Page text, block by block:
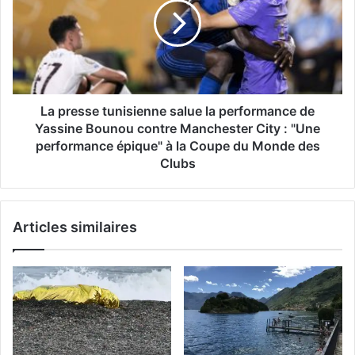
salue
performance
de
Yassine
Bounou
contre
Manchester
performance
à
du
Monde
des
Clubs
La presse tunisienne salue la performance de
Yassine Bounou contre Manchester City : "Une
performance épique" à la Coupe du Monde des
Clubs
Articles similaires